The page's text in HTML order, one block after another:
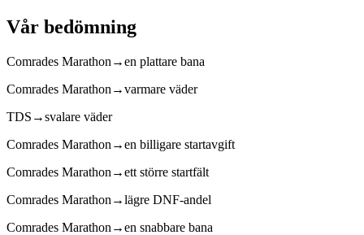
Vår bedömning
Comrades Marathon →en plattare bana
Comrades Marathon →varmare väder
TDS →svalare väder
Comrades Marathon →en billigare startavgift
Comrades Marathon →ett större startfält
Comrades Marathon →lägre DNF-andel
Comrades Marathon →en snabbare bana